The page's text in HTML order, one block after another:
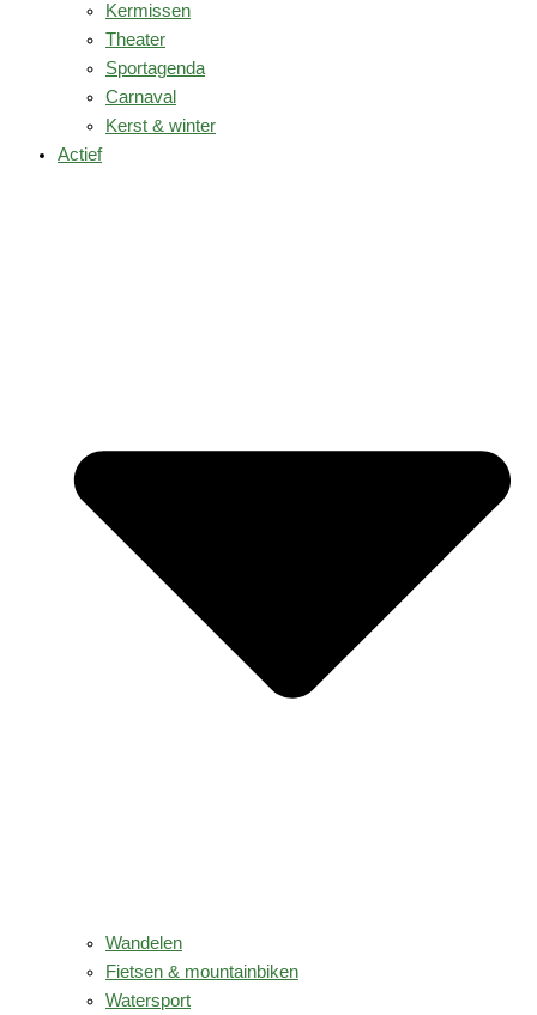
Kermissen
Theater
Sportagenda
Carnaval
Kerst & winter
Actief
Wandelen
Fietsen & mountainbiken
Watersport